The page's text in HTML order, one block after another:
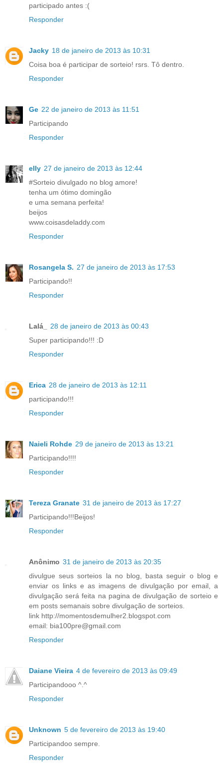
participado antes :(
Responder
Jacky 18 de janeiro de 2013 às 10:31
Coisa boa é participar de sorteio! rsrs. Tô dentro.
Responder
Ge 22 de janeiro de 2013 às 11:51
Participando
Responder
elly 27 de janeiro de 2013 às 12:44
#Sorteio divulgado no blog amore!
tenha um ótimo domingão
e uma semana perfeita!
beijos
www.coisasdeladdy.com
Responder
Rosangela S. 27 de janeiro de 2013 às 17:53
Participando!!
Responder
Lalá_
28 de janeiro de 2013 às 00:43
Super participando!!! :D
Responder
Erica 28 de janeiro de 2013 às 12:11
participando!!!
Responder
Naieli Rohde 29 de janeiro de 2013 às 13:21
Participando!!!!
Responder
Tereza Granate 31 de janeiro de 2013 às 17:27
Participando!!!Beijos!
Responder
Anônimo 31 de janeiro de 2013 às 20:35
divulgue seus sorteios la no blog, basta seguir o blog e
enviar os links e as imagens de divulgação por email, a
divulgação será feita na pagina de divulgação de sorteio e
em posts semanais sobre divulgação de sorteios.
link http://momentosdemulher2.blogspot.com
email: bia100pre@gmail.com
Responder
Daiane Vieira 4 de fevereiro de 2013 às 09:49
Participandooo ^.^
Responder
Unknown 5 de fevereiro de 2013 às 19:40
Participandoo sempre.
Responder